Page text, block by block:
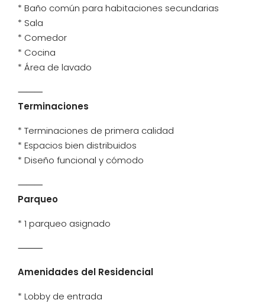
* Baño común para habitaciones secundarias
* Sala
* Comedor
* Cocina
* Área de lavado
⸻
Terminaciones
* Terminaciones de primera calidad
* Espacios bien distribuidos
* Diseño funcional y cómodo
⸻
Parqueo
* 1 parqueo asignado
⸻
Amenidades del Residencial
* Lobby de entrada